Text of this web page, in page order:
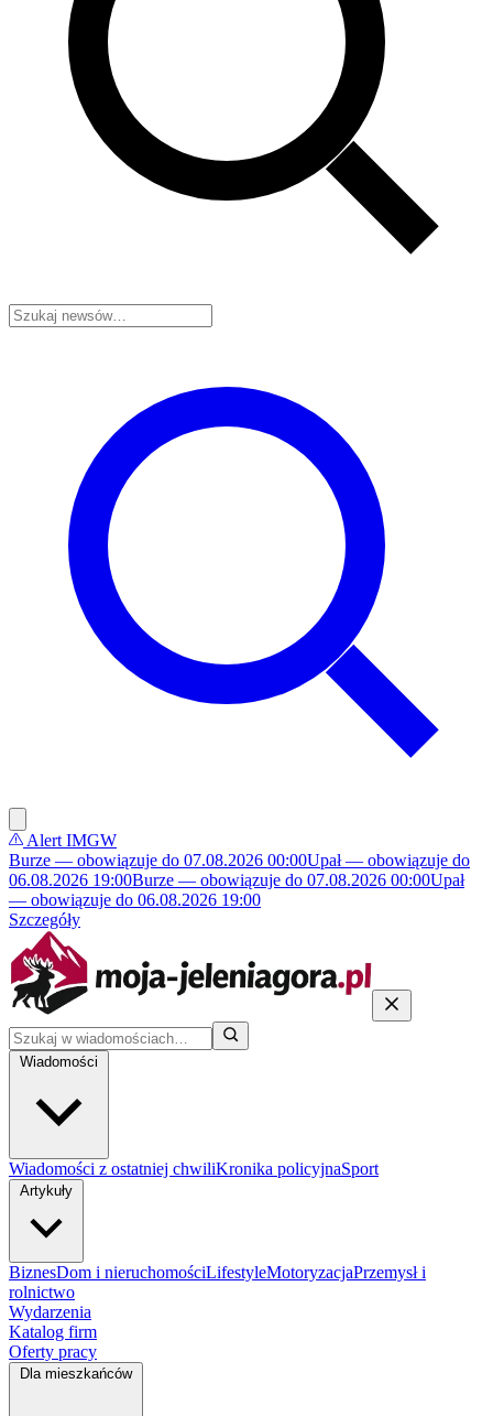
Alert IMGW
Burze — obowiązuje do 07.08.2026 00:00Upał — obowiązuje do
06.08.2026 19:00Burze — obowiązuje do 07.08.2026 00:00Upał
— obowiązuje do 06.08.2026 19:00
Szczegóły
Wiadomości
Wiadomości z ostatniej chwiliKronika policyjnaSport
Artykuły
BiznesDom i nieruchomościLifestyleMotoryzacjaPrzemysł i
rolnictwo
Wydarzenia
Katalog firm
Oferty pracy
Dla mieszkańców